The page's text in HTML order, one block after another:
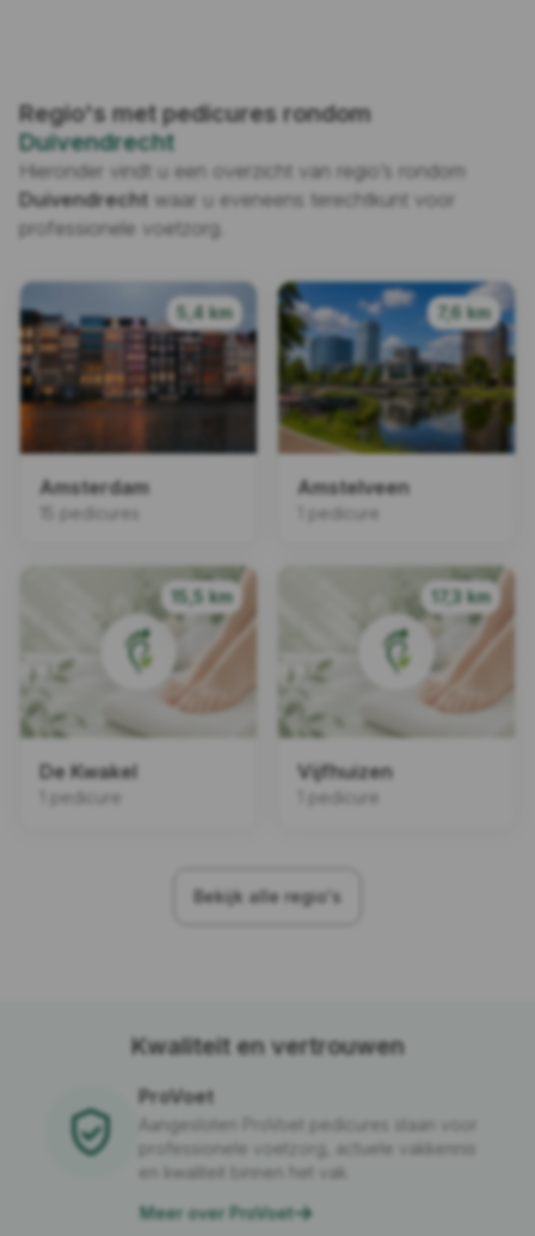
Regio's met pedicures rondom
Duivendrecht
Hieronder vindt u een overzicht van regio’s rondom
Duivendrecht waar u eveneens terechtkunt voor
professionele voetzorg.
5,4 km
Amsterdam
15 pedicures
7,6 km
Amstelveen
1 pedicure
15,5 km
De Kwakel
1 pedicure
17,3 km
Vijfhuizen
1 pedicure
Bekijk alle regio's
Kwaliteit en vertrouwen
ProVoet
Aangesloten ProVoet pedicures staan voor
professionele voetzorg, actuele vakkennis
en kwaliteit binnen het vak.
Meer over ProVoet